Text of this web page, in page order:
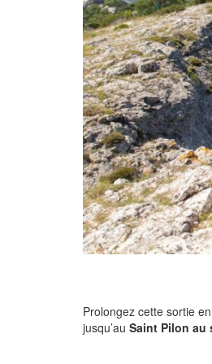
Prolongez cette sortie
jusqu’au Saint Pilon au